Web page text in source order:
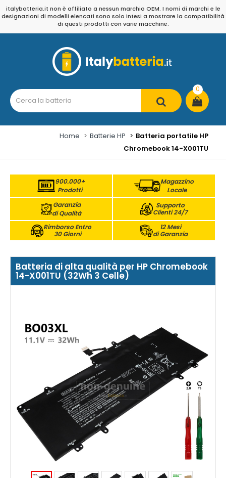
italybatteria.it non è affiliato a nessun marchio OEM. I nomi di marchi e le
designazioni di modelli elencati sono solo intesi a mostrare la compatibilità
di questi prodotti con varie macchine.
0
Home Batterie HP
Batteria portatile HP
Chromebook 14-X001TU
900.000+
Prodotti
Magazzino
Locale
Garanzia
di Qualità
Supporto
Clienti 24/7
Rimborso Entro
30 Giorni
12 Mesi
di Garanzia
Batteria di alta qualità per HP Chromebook
14-X001TU (32Wh 3 Celle)